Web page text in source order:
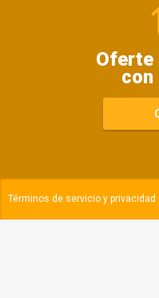
Oferte
con
Términos de servicio y privacidad